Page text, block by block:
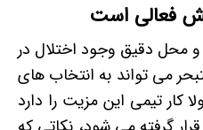
فعالی است
و محل دقیق وجود اختلال در
می تواند به انتخاب های
کار تیمی این مزیت را دارد